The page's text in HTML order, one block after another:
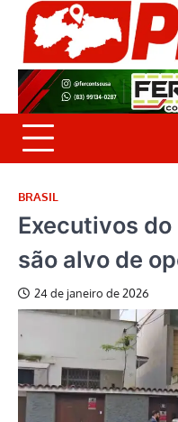
Skip
content
BRASIL
Executivos
são alvo de
24 de janeiro de 2026